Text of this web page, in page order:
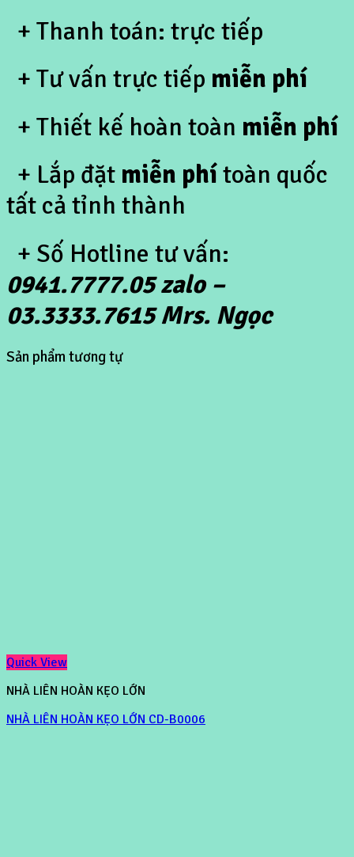
+ Thanh toán: trực tiếp
+ Tư vấn trực tiếp miễn phí
+ Thiết kế hoàn toàn miễn phí
+ Lắp đặt miễn phítoàn quốc
tất cả tỉnh thành
+ Số Hotline tư vấn:
0941.7777.05 zalo –
03.3333.7615 Mrs. Ngọc
Sản phẩm tương tự
Quick View
NHÀ LIÊN HOÀN KẸO LỚN
NHÀ LIÊN HOÀN KẸO LỚN CD-B0006